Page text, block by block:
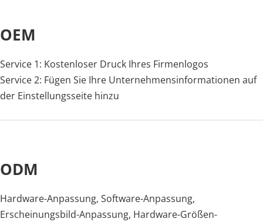
OEM
Service 1: Kostenloser Druck Ihres Firmenlogos
Service 2: Fügen Sie Ihre Unternehmensinformationen auf
der Einstellungsseite hinzu
ODM
Hardware-Anpassung, Software-Anpassung,
Erscheinungsbild-Anpassung, Hardware-Größen-